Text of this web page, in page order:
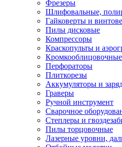
Фрезеры
Шлифовальные,
Гайковерты и
Пилы дисковые
Компрессоры
Краскопульты и
Кромкооблицовочные
Перфораторы
Плиткорезы
Аккумуляторы и
Граверы
Ручной инструмент
Сварочное
Степлеры и
Пилы торцовочные
Лазерные уровни,